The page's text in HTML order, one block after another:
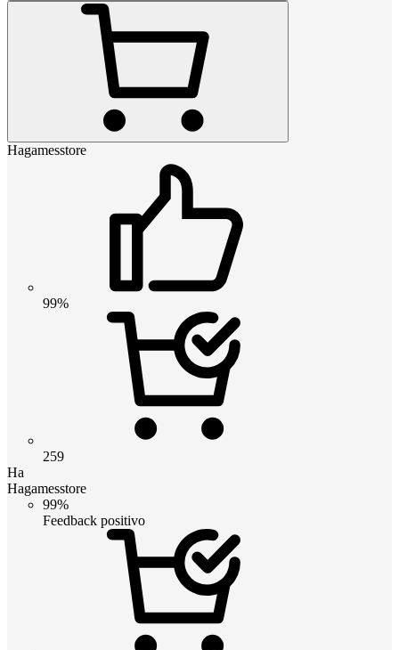
Hagamesstore
99%
259
Ha
Hagamesstore
99%
Feedback positivo